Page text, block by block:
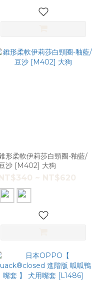
形柔軟伊莉莎白頸圈-釉藍/
沙 [M402] 大狗
~ NT$620